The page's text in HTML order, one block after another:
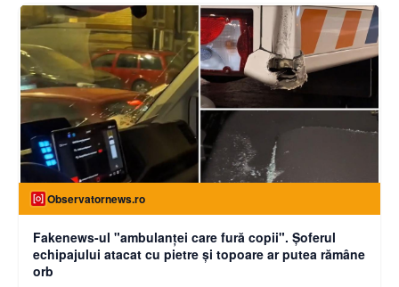
Observatornews.ro
Fakenews-ul "ambulanţei care fură copii". Şoferul
echipajului atacat cu pietre şi topoare ar putea rămâne
orb